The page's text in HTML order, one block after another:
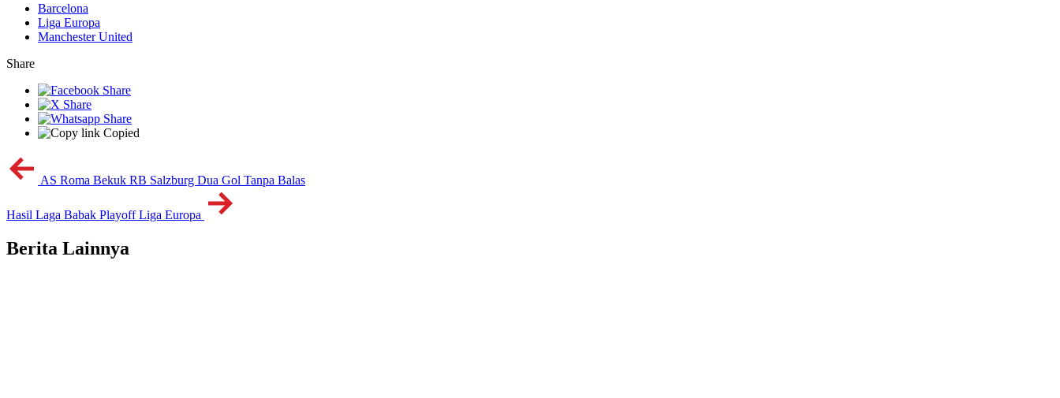
Barcelona
Liga Europa
Manchester United
Share
Copied
AS Roma Bekuk RB Salzburg Dua Gol Tanpa Balas
Hasil Laga Babak Playoff Liga Europa
Berita Lainnya